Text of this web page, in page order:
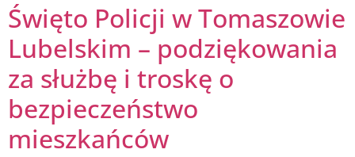
Święto Policji w Tomaszowie
Lubelskim – podziękowania
za służbę i troskę o
bezpieczeństwo
mieszkańców